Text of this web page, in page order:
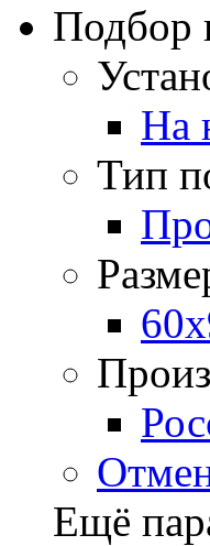
Подбор
На
Тип
Ещё